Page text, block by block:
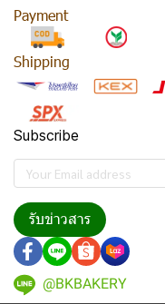
Payment
Shipping
Subscribe
รับข่าวสาร
@BKBAKERY